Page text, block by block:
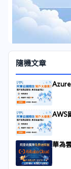
隨機文章
Azure
AWS
華為